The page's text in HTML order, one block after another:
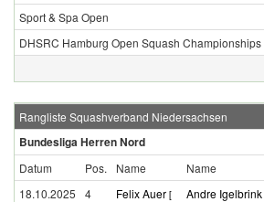
Sport & Spa Open
DHSRC Hamburg Open Squash Championships
Rangliste Squashverband Niedersachsen
Bundesliga Herren Nord
Datum Pos. Name Name
18.10.2025
4 Felix Auer [
Andre Igelbrink